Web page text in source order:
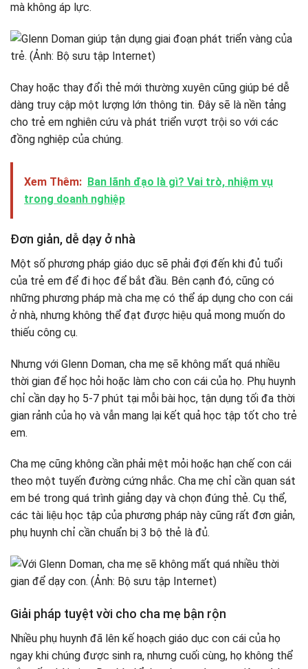
mà không áp lực.
Chay hoặc thay đổi thẻ mới thường xuyên cũng giúp bé dễ
dàng truy cập một lượng lớn thông tin. Đây sẽ là nền tảng
cho trẻ em nghiên cứu và phát triển vượt trội so với các
đồng nghiệp của chúng.
Xem Thêm: Ban lãnh đạo là gì? Vai trò, nhiệm vụ
trong doanh nghiệp
Đơn giản, dễ dạy ở nhà
Một số phương pháp giáo dục sẽ phải đợi đến khi đủ tuổi
của trẻ em để đi học để bắt đầu. Bên cạnh đó, cũng có
những phương pháp mà cha mẹ có thể áp dụng cho con cái
ở nhà, nhưng không thể đạt được hiệu quả mong muốn do
thiếu công cụ.
Nhưng với Glenn Doman, cha mẹ sẽ không mất quá nhiều
thời gian để học hỏi hoặc làm cho con cái của họ. Phụ huynh
chỉ cần dạy họ 5-7 phút tại mỗi bài học, tận dụng tối đa thời
gian rảnh của họ và vẫn mang lại kết quả học tập tốt cho trẻ
em.
Cha mẹ cũng không cần phải mệt mỏi hoặc hạn chế con cái
theo một tuyến đường cứng nhắc. Cha mẹ chỉ cần quan sát
em bé trong quá trình giảng dạy và chọn đúng thẻ. Cụ thể,
các tài liệu học tập của phương pháp này cũng rất đơn giản,
phụ huynh chỉ cần chuẩn bị 3 bộ thẻ là đủ.
Giải pháp tuyệt vời cho cha mẹ bận rộn
Nhiều phụ huynh đã lên kế hoạch giáo dục con cái của họ
ngay khi chúng được sinh ra, nhưng cuối cùng, họ không thể